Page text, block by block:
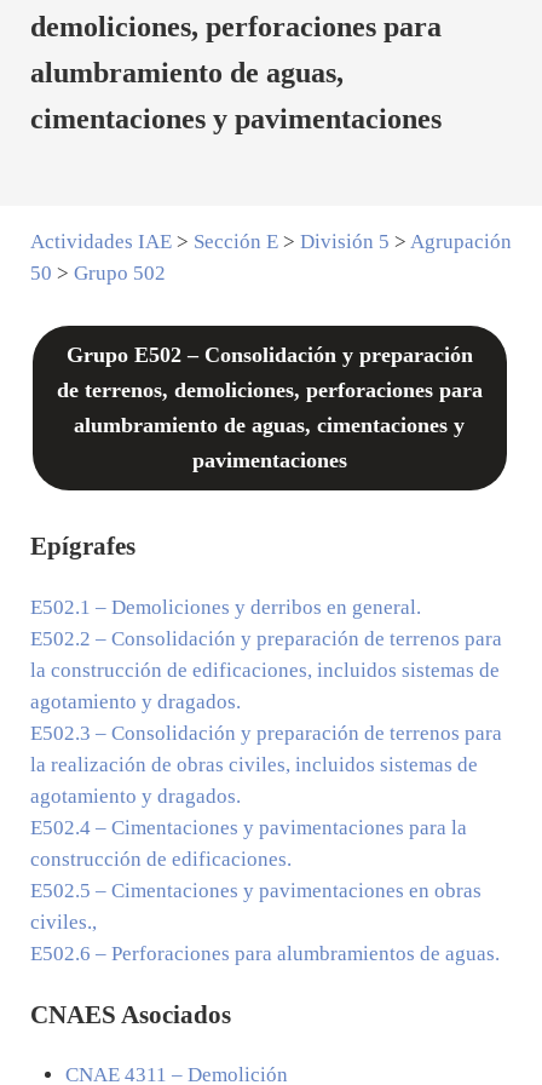
demoliciones, perforaciones para
alumbramiento de aguas,
cimentaciones y pavimentaciones
Actividades IAE> Sección E> División 5 > Agrupación
50 > Grupo 502
Grupo E502 – Consolidación y preparación
de terrenos, demoliciones, perforaciones para
alumbramiento de aguas, cimentaciones y
pavimentaciones
Epígrafes
E502.1 – Demoliciones y derribos en general.
E502.2 – Consolidación y preparación de terrenos para
la construcción de edificaciones, incluidos sistemas de
agotamiento y dragados.
E502.3 – Consolidación y preparación de terrenos para
la realización de obras civiles, incluidos sistemas de
agotamiento y dragados.
E502.4– Cimentaciones y pavimentaciones para la
construcción de edificaciones.
E502.5 – Cimentaciones y pavimentaciones en obras
civiles.,
E502.6 – Perforaciones para alumbramientos de aguas.
CNAES Asociados
CNAE4311 – Demolición